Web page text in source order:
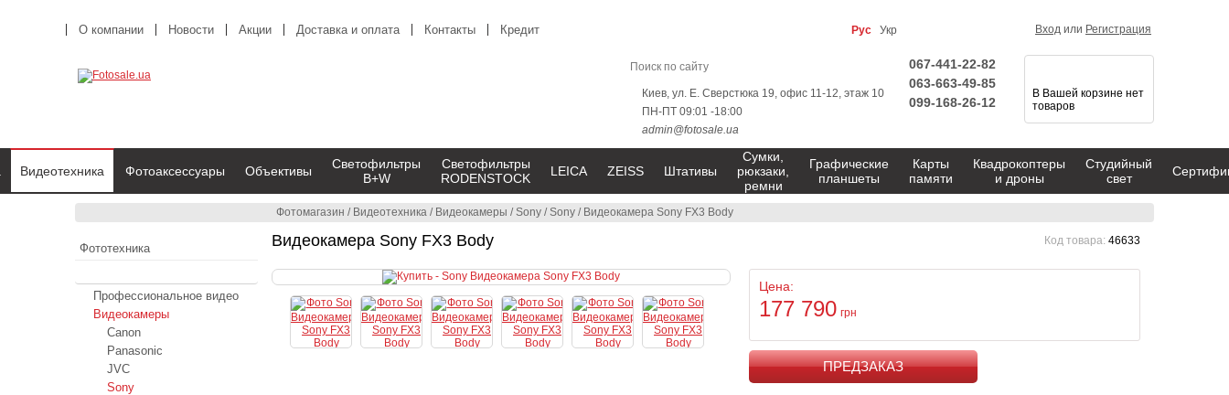
Фотомагазин / Видеотехника / Видеокамеры /Sony /Sony / Видеокамера Sony FX3 Body
Видеокамера Sony FX3 Body Код товара: 46633
Цена:
177 790 грн
О компании Новости Акции Доставка и оплата Контакты Кредит Рус Укр Вход или Регистрация
Киев, ул. Е. Сверстюка 19, офис 11-12, этаж 10
ПН-ПТ 09:01 -18:00
admin@fotosale.ua
067-441-22-82
063-663-49-85
099-168-26-12
В Вашей корзине нет
товаров
Видеотехника Фотоаксессуары Объективы
Светофильтры
B+W
Светофильтры
RODENSTOCK
LEICA ZEISS Штативы
Сумки,
рюкзаки,
ремни
Графические
планшеты
Карты
памяти
Квадрокоптеры
и дроны
Студийный
свет
Фототехника
Профессиональное видео
Видеокамеры
Canon
Panasonic
JVC
Sony